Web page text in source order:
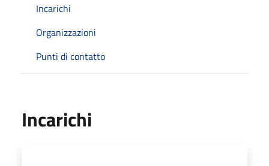
Incarichi
Organizzazioni
Punti di contatto
Incarichi